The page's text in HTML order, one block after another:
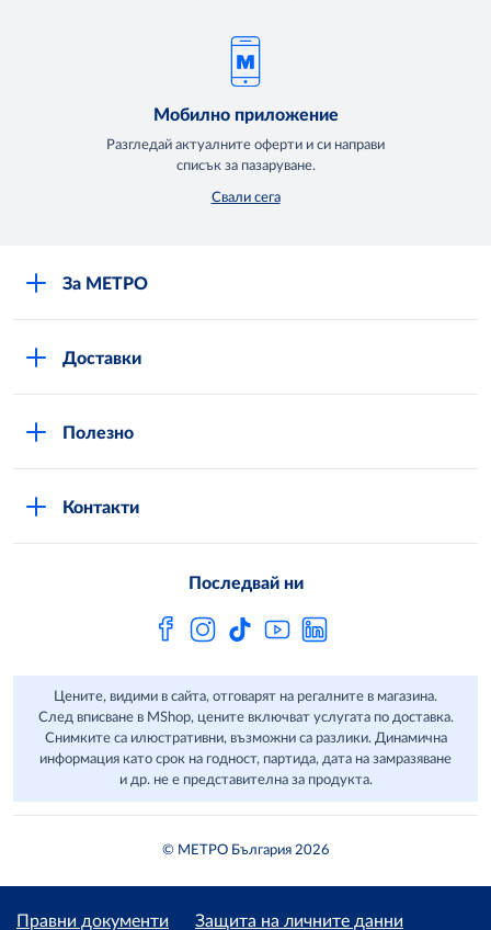
Мобилно приложение
Разгледай актуалните оферти и си направи
списък за пазаруване.
Свали сега
За МЕТРО
METRO AG
Доставки
Полезно
Контакти
Последвай ни
Цените, видими в сайта, отговарят на регалните в магазина.
След вписване в MShop, цените включват услугата по доставка.
Снимките са илюстративни, възможни са разлики. Динамична
информация като срок на годност, партида, дата на замразяване
и др. не е представителна за продукта.
© МЕТРО България 2026
Правни документи Защита на личните данни